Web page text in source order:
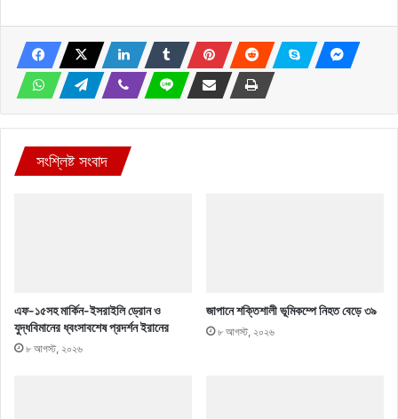
সংশ্লিষ্ট সংবাদ
এফ-১৫সহ মার্কিন-ইসরাইলি ড্রোন ও
যুদ্ধবিমানের ধ্বংসাবশেষ প্রদর্শন ইরানের
৮ আগস্ট, ২০২৬
জাপানে শক্তিশালী ভূমিকম্পে নিহত বেড়ে ৩৯
৮ আগস্ট, ২০২৬